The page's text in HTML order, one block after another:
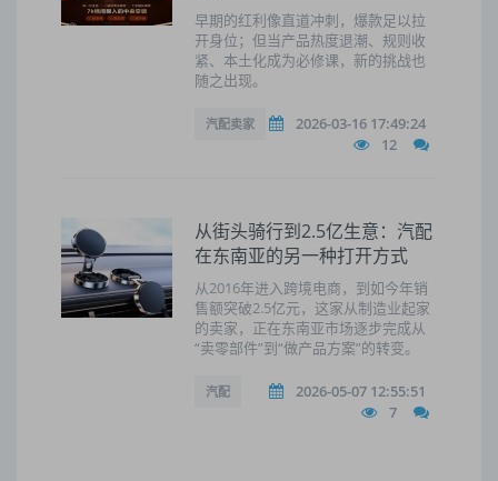
早期的红利像直道冲刺，爆款足以拉
开身位；但当产品热度退潮、规则收
紧、本土化成为必修课，新的挑战也
随之出现。
汽配卖家
2026-03-16 17:49:24
12
从街头骑行到2.5亿生意：汽配
在东南亚的另一种打开方式
从2016年进入跨境电商，到如今年销
售额突破2.5亿元，这家从制造业起家
的卖家，正在东南亚市场逐步完成从
“卖零部件”到“做产品方案”的转变。
汽配
2026-05-07 12:55:51
7